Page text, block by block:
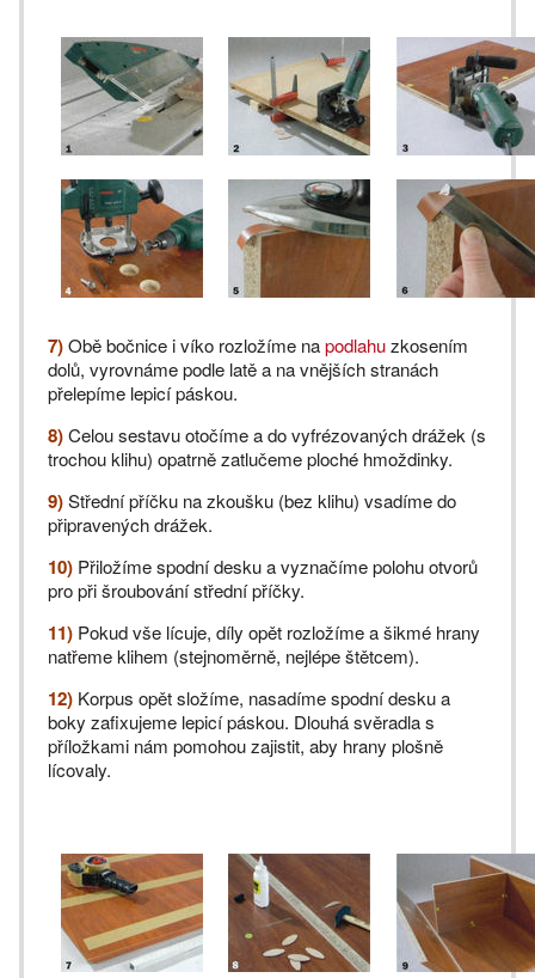
7)Obě bočnice i víko rozložíme napodlahuzkosením
dolů, vyrovnáme podle latě a na vnějších stranách
přelepíme lepicí páskou.
8)Celou sestavu otočíme a do vyfrézovaných drážek (s
trochou klihu) opatrně zatlučeme ploché hmoždinky.
9)Střední příčku na zkoušku (bez klihu) vsadíme do
připravených drážek.
10) Přiložíme spodní desku a vyznačíme polohu otvorů
pro při šroubování střední příčky.
11) Pokud vše lícuje, díly opět rozložíme a šikmé hrany
natřeme klihem (stejnoměrně, nejlépe štětcem).
12) Korpus opět složíme, nasadíme spodní desku a
boky zafixujeme lepicí páskou. Dlouhá svěradla s
příložkami nám pomohou zajistit, aby hrany plošně
lícovaly.